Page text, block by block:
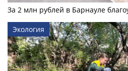
За 2 млн рублей в Барнауле
Экология